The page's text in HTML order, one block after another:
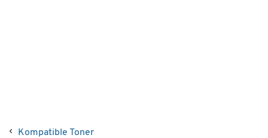
Kompatible Toner